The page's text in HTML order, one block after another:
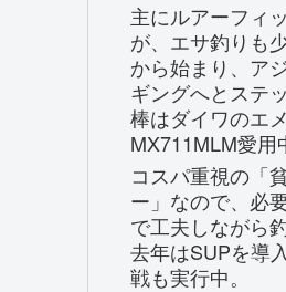
主にルアーフィ
が、エサ釣りも
から始まり、ア
ギングへとステ
棒はダイワのエ
MX711MLM愛用
コスパ重視の「
ー」なので、必
で工夫しながら
去年はSUPを導
戦も実行中。